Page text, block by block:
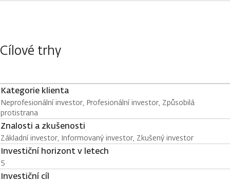
Cílové trhy
Kategorie klienta
Neprofesionální investor, Profesionální investor, Způsobilá
protistrana
Znalosti a zkušenosti
Základní investor, Informovaný investor, Zkušený investor
Investiční horizont v letech
5
Investiční cíl